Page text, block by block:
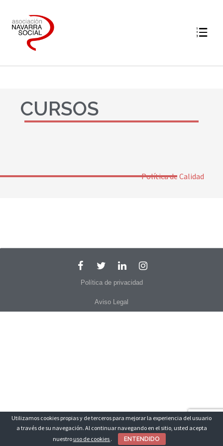
CURSOS
Política de Calidad
Política de privacidad
Aviso Legal
Utilizamos cookies propias y de terceros para mejorar la experiencia del usuario
a través de su navegación. Al continuar navegando en el sitio, usted acepta
nuestro uso de cookies . ENTENDIDO